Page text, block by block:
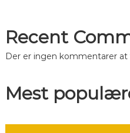
i
n
l
Recent
Der er ingen kommentarer at
Mest